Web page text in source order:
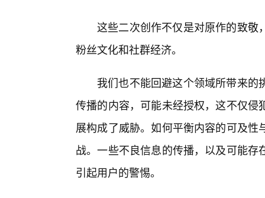
这些二次创作不仅是对原作的致敬
粉丝文化和社群经济。
我们也不能回避这个领域所带来
传播的内容，可能未经授权，这不仅
展构成了威胁。如何平衡内容的可及
战。一些不良信息的传播，以及可能
引起用户的警惕。